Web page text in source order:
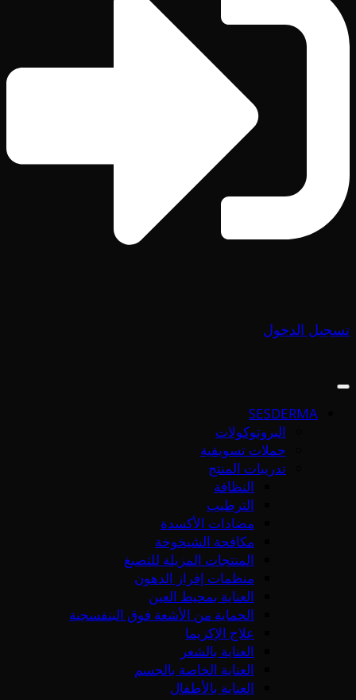
تسجيل الدخول
SESDERMA
البروتوكولات
حملات تسويقية
تدريبات المنتج
النظافة
الترطيب
مضادات الأكسدة
مكافحة الشيخوخة
المنتجات المزيلة للتصبغ
منظمات إفراز الدهون
العناية بمحيط العين
الحماية من الأشعة فوق البنفسجية
علاج الإكزيما
العناية بالشعر
العناية الخاصة بالجسم
العناية بالأطفال